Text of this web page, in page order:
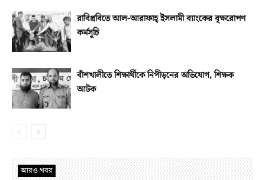
রাবিপ্রবিতে আল-আরাফাহ্‌ ইসলামী ব্যাংকের বৃক্ষরোপণ
কর্মসূচি
বাঁশখালীতে শিক্ষার্থীকে নিপীড়নের অভিযোগ, শিক্ষক
আটক
আরও খবর